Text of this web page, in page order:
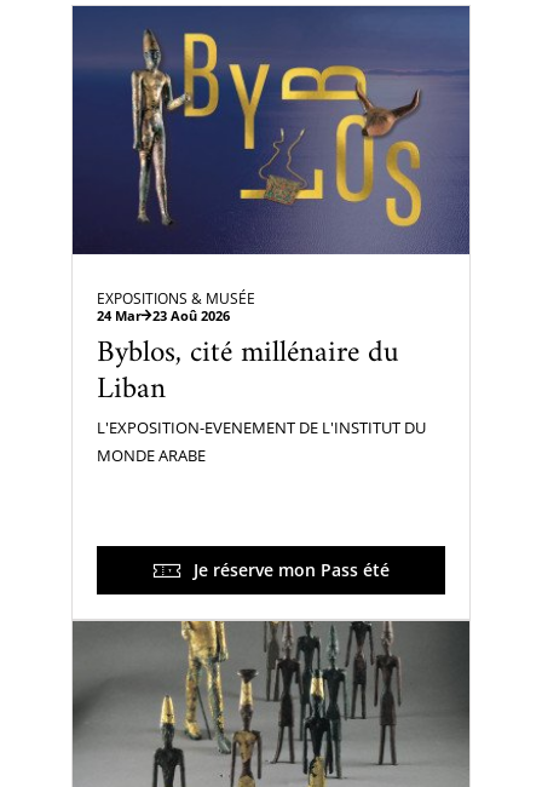
EXPOSITIONS & MUSÉE
24 Mar 23 Aoû 2026
Byblos, cité millénaire du
Liban
L'EXPOSITION-EVENEMENT DE L'INSTITUT DU
MONDE ARABE
Je réserve mon Pass été